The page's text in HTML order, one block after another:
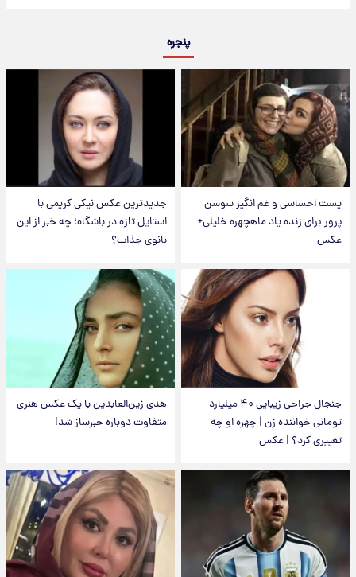
پنجره
پست احساسی و غم انگیز سوسن
پرور برای زنده یاد ماهچهره خلیلی+
عکس
جدیدترین عکس نیکی کریمی با
استایل تازه در باشگاه؛ چه خبر از این
بانوی جذاب؟
جنجال جراحی زیبایی ۴۰ میلیارد
تومانی خواننده زن | چهره او چه
تغییری کرد؟ | عکس
هدی زین‌العابدین با یک عکس هنری
متفاوت دوباره خبرساز شد!